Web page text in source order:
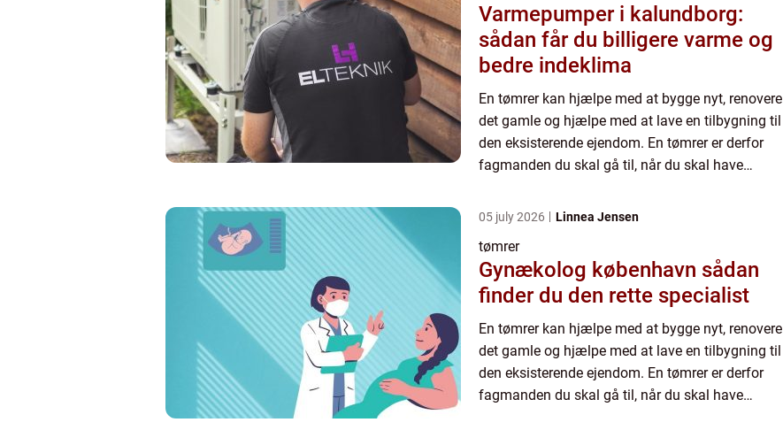
Varmepumper i kalundborg:
sådan får du billigere varme og
bedre indeklima
En tømrer kan hjælpe med at bygge nyt, renovere
det gamle og hjælpe med at lave en tilbygning til
den eksisterende ejendom. En tømrer er derfor
fagmanden du skal gå til, når du skal have
fordel at invo...
05 july 2026 Linnea Jensen
tømrer
Gynækolog københavn sådan
finder du den rette specialist
En tømrer kan hjælpe med at bygge nyt, renovere
det gamle og hjælpe med at lave en tilbygning til
den eksisterende ejendom. En tømrer er derfor
fagmanden du skal gå til, når du skal have